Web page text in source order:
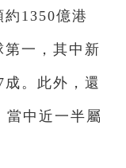
1350億港
一，其中新
。此外，還
當中近一半屬